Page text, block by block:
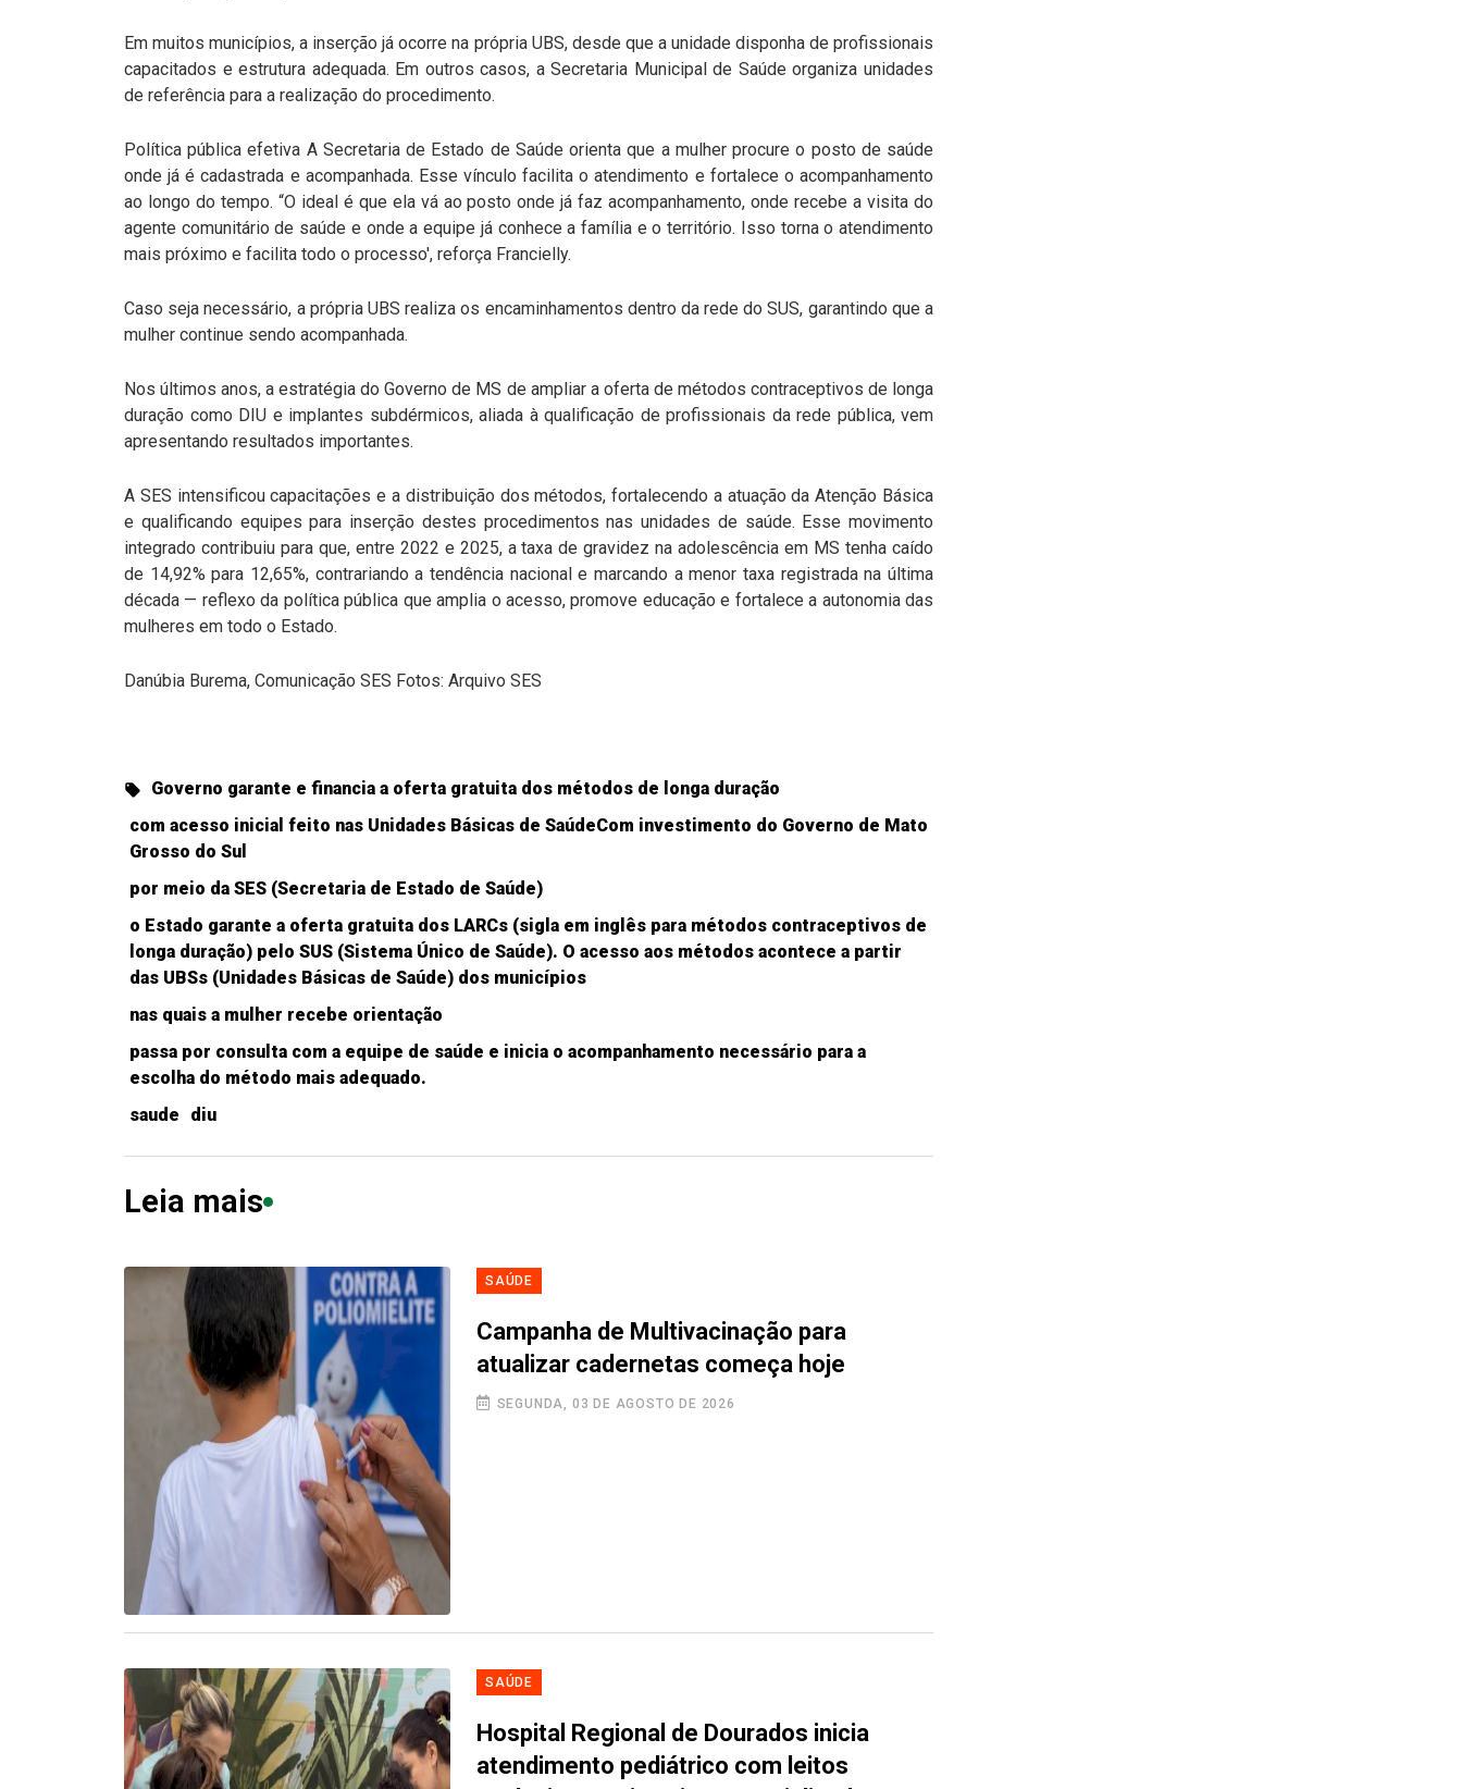
Em muitos municípios, a inserção já ocorre na própria UBS, desde que a unidade disponha de profissionais
capacitados e estrutura adequada. Em outros casos, a Secretaria Municipal de Saúde organiza unidades
de referência para a realização do procedimento.
Política pública efetiva A Secretaria de Estado de Saúde orienta que a mulher procure o posto de saúde
onde já é cadastrada e acompanhada. Esse vínculo facilita o atendimento e fortalece o acompanhamento
ao longo do tempo. “O ideal é que ela vá ao posto onde já faz acompanhamento, onde recebe a visita do
agente comunitário de saúde e onde a equipe já conhece a família e o território. Isso torna o atendimento
mais próximo e facilita todo o processo', reforça Francielly.
Caso seja necessário, a própria UBS realiza os encaminhamentos dentro da rede do SUS, garantindo que a
mulher continue sendo acompanhada.
Nos últimos anos, a estratégia do Governo de MS de ampliar a oferta de métodos contraceptivos de longa
duração como DIU e implantes subdérmicos, aliada à qualificação de profissionais da rede pública, vem
apresentando resultados importantes.
A SES intensificou capacitações e a distribuição dos métodos, fortalecendo a atuação da Atenção Básica
e qualificando equipes para inserção destes procedimentos nas unidades de saúde. Esse movimento
integrado contribuiu para que, entre 2022 e 2025, a taxa de gravidez na adolescência em MS tenha caído
de 14,92% para 12,65%, contrariando a tendência nacional e marcando a menor taxa registrada na última
década — reflexo da política pública que amplia o acesso, promove educação e fortalece a autonomia das
mulheres em todo o Estado.
Danúbia Burema, Comunicação SES Fotos: Arquivo SES
Governo garante e financia a oferta gratuita dos métodos de longa duração
com acesso inicial feito nas Unidades Básicas de SaúdeCom investimento do Governo de Mato
Grosso do Sul
por meio da SES (Secretaria de Estado de Saúde)
o Estado garante a oferta gratuita dos LARCs (sigla em inglês para métodos contraceptivos de
longa duração) pelo SUS (Sistema Único de Saúde). O acesso aos métodos acontece a partir
das UBSs (Unidades Básicas de Saúde) dos municípios
nas quais a mulher recebe orientação
passa por consulta com a equipe de saúde e inicia o acompanhamento necessário para a
escolha do método mais adequado.
saude
diu
Leia mais
SAÚDE
Campanha de Multivacinação para
atualizar cadernetas começa hoje
SEGUNDA, 03 DE AGOSTO DE 2026
SAÚDE
Hospital Regional de Dourados inicia
atendimento pediátrico com leitos